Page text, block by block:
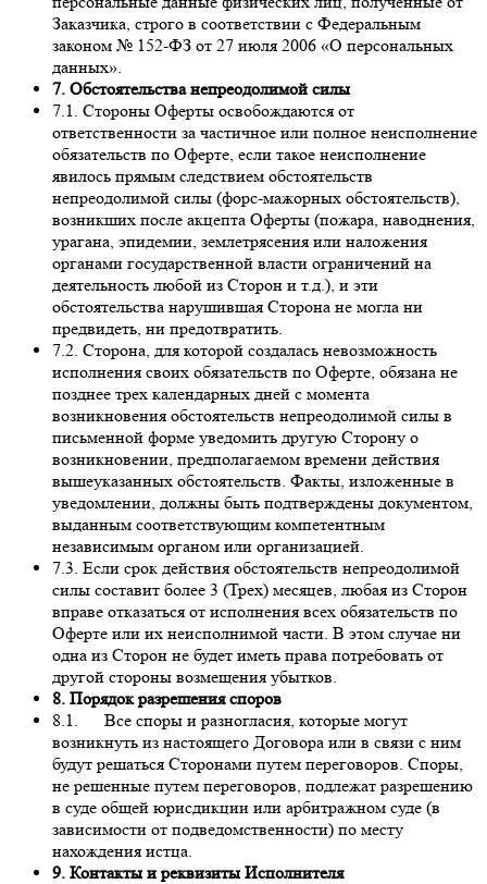
Заказчика, строго в соответствии с Федеральным
законом № 152-ФЗ от 27 июля 2006 «О персональных
данных».
7. Обстоятельства непреодолимой силы
7.1. Стороны Оферты освобождаются от
ответственности за частичное или полное неисполнение
обязательств по Оферте, если такое неисполнение
явилось прямым следствием обстоятельств
непреодолимой силы (форс-мажорных обстоятельств),
возникших после акцепта Оферты (пожара, наводнения,
урагана, эпидемии, землетрясения или наложения
органами государственной власти ограничений на
деятельность любой из Сторон и т.д.), и эти
обстоятельства нарушившая Сторона не могла ни
предвидеть, ни предотвратить.
7.2. Сторона, для которой создалась невозможность
исполнения своих обязательств по Оферте, обязана не
позднее трех календарных дней с момента
возникновения обстоятельств непреодолимой силы в
письменной форме уведомить другую Сторону о
возникновении, предполагаемом времени действия
вышеуказанных обстоятельств. Факты, изложенные в
уведомлении, должны быть подтверждены документом,
выданным соответствующим компетентным
независимым органом или организацией.
7.3. Если срок действия обстоятельств непреодолимой
силы составит более 3 (Трех) месяцев, любая из Сторон
вправе отказаться от исполнения всех обязательств по
Оферте или их неисполнимой части. В этом случае ни
одна из Сторон не будет иметь права потребовать от
другой стороны возмещения убытков.
8. Порядок разрешения споров
8.1. Все споры и разногласия, которые могут
возникнуть из настоящего Договора или в связи с ним
будут решаться Сторонами путем переговоров. Споры,
не решенные путем переговоров, подлежат разрешению
в суде общей юрисдикции или арбитражном суде (в
зависимости от подведомственности) по месту
нахождения истца.
9. Контакты и реквизиты Исполнителя